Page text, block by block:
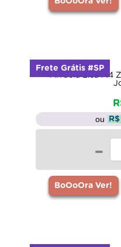
Arruela Lisa M4
ou
-
BoOoOra Ver!
Frete Grátis #SP